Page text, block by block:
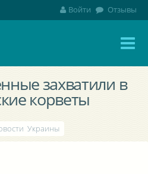
захватили в
корветы
Украины
Войти Отзывы